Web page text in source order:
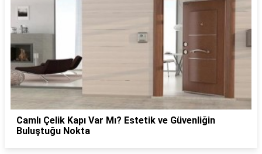
Camlı Çelik Kapı Var Mı? Estetik ve Güvenliğin
Buluştuğu Nokta